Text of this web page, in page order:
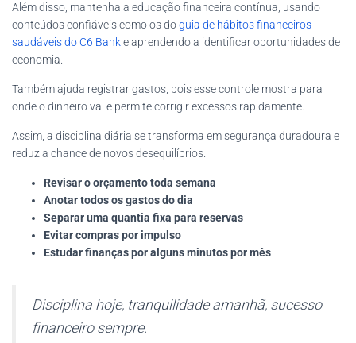
Além disso, mantenha a educação financeira contínua, usando
conteúdos confiáveis como os doguia de hábitos financeiros
saudáveis do C6 Banke aprendendo a identificar oportunidades de
economia.
Também ajuda registrar gastos, pois esse controle mostra para
onde o dinheiro vai e permite corrigir excessos rapidamente.
Assim, a disciplina diária se transforma em segurança duradoura e
reduz a chance de novos desequilíbrios.
Revisar o orçamento toda semana
Anotar todos os gastos do dia
Separar uma quantia fixa para reservas
Evitar compras por impulso
Estudar finanças por alguns minutos por mês
Disciplina hoje, tranquilidade amanhã, sucesso
financeiro sempre.